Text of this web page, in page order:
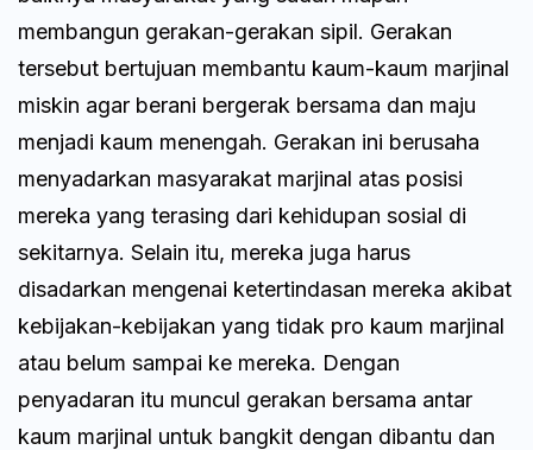
membangun gerakan-gerakan sipil. Gerakan
tersebut bertujuan membantu kaum-kaum marjinal
miskin agar berani bergerak bersama dan maju
menjadi kaum menengah. Gerakan ini berusaha
menyadarkan masyarakat marjinal atas posisi
mereka yang terasing dari kehidupan sosial di
sekitarnya. Selain itu, mereka juga harus
disadarkan mengenai ketertindasan mereka akibat
kebijakan-kebijakan yang tidak pro kaum marjinal
atau belum sampai ke mereka. Dengan
penyadaran itu muncul gerakan bersama antar
kaum marjinal untuk bangkit dengan dibantu dan